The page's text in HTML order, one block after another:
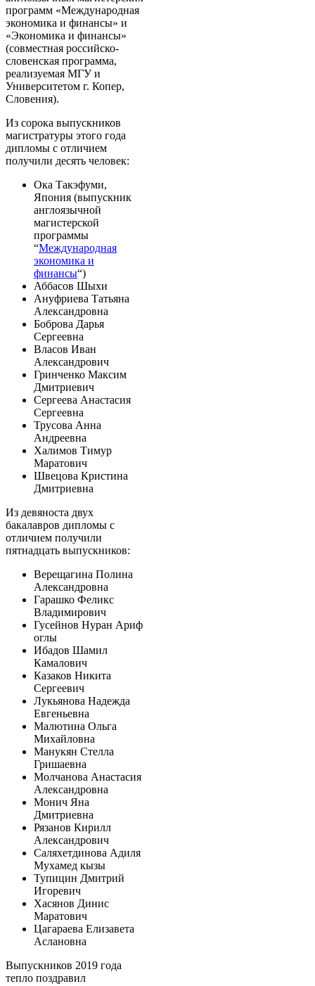
программ «Международная
экономика и финансы» и
«Экономика и финансы»
(совместная российско-
словенская программа,
реализуемая МГУ и
Университетом г. Копер,
Словения).
Из сорока выпускников
магистратуры этого года
дипломы с отличием
получили десять человек:
Ока Такэфуми,
Япония (выпускник
англоязычной
магистерской
программы
“Международная
экономика и
финансы“)
Аббасов Шыхи
Ануфриева Татьяна
Александровна
Боброва Дарья
Сергеевна
Власов Иван
Александрович
Гринченко Максим
Дмитриевич
Сергеева Анастасия
Сергеевна
Трусова Анна
Андреевна
Халимов Тимур
Маратович
Швецова Кристина
Дмитриевна
Из девяноста двух
бакалавров дипломы с
отличием получили
пятнадцать выпускников:
Верещагина Полина
Александровна
Гарашко Феликс
Владимирович
Гусейнов Нуран Ариф
оглы
Ибадов Шамил
Камалович
Казаков Никита
Сергеевич
Лукьянова Надежда
Евгеньевна
Малютина Ольга
Михайловна
Манукян Стелла
Гришаевна
Молчанова Анастасия
Александровна
Монич Яна
Дмитриевна
Рязанов Кирилл
Александрович
Саляхетдинова Адиля
Мухамед кызы
Тупицин Дмитрий
Игоревич
Хасянов Динис
Маратович
Цагараева Елизавета
Аслановна
Выпускников 2019 года
тепло поздравил